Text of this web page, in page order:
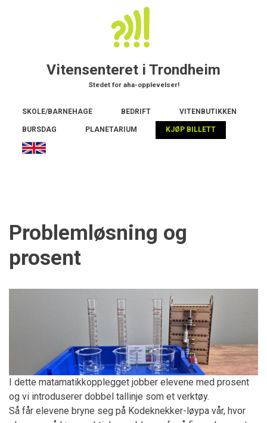
Vitensenteret i Trondheim
Stedet for aha-opplevelser!
Main
navigation
SKOLE/BARNEHAGE BEDRIFT VITENBUTIKKEN
BURSDAG PLANETARIUM KJØP BILLETT
Problemløsning og
prosent
I dette matamatikkopplegget jobber elevene med prosent
og vi introduserer dobbel tallinje som et verktøy.
Så får elevene bryne seg på Kodeknekker-løypa vår, hvor